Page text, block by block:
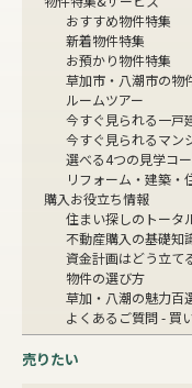
おすすめ物件特集
新着物件特集
お預かり物件特集
草加市・八潮市の物
ルームツアー
今すぐ見られる一戸
今すぐ見られるマン
選べる4つの見学コー
リフォーム・建築・
購入お役立ち情報
住まい探しのトータ
不動産購入の基礎知
資金計画はどう立て
物件の選び方
草加・八潮の魅力百
よくあるご質問 - 買
売りたい